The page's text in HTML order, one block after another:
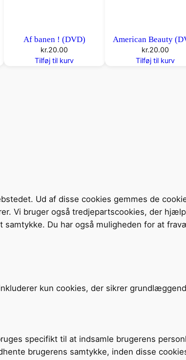
Af banen ! (DVD)
kr.20.00
Tilføj til kurv
American Beauty
kr.20.00
Tilføj til kurv
Ud af disse cookies gemmes de
Vi bruger også tredjepartscookies, der
Du har også muligheden for at
kun cookies, der sikrer
specifikt til at indsamle brugerens
brugerens samtykke, inden disse